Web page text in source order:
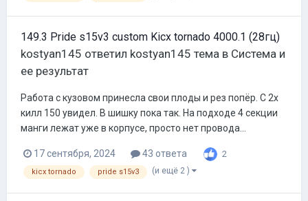
149.3 Pride s15v3 custom Kicx tornado 4000.1 (28гц)
kostyan145 ответил kostyan145 тема в Система и
ее результат
Работа с кузовом принесла свои плоды и рез попёр. С 2х
килл 150 увидел. В шишку пока так. На подходе 4 секции
манги лежат уже в корпусе, просто нет провода...
17 сентября, 2024 43 ответа 2
kicx tornado pride s15v3 (и ещё 2 )